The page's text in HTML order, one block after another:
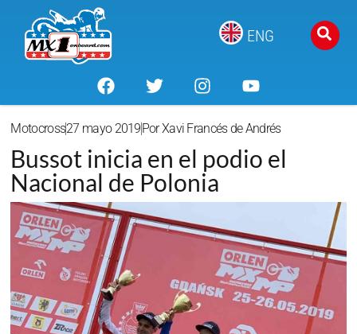
ENG
Motocross27 mayo 2019 PorXavi Francés de Andrés
Bussot inicia en el podio el
Nacional de Polonia